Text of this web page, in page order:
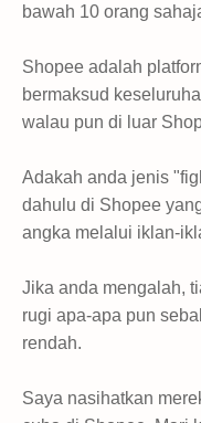
bawah 10 orang
Shopee adalah
bermaksud
walau pun di luar
Adakah anda jenis
dahulu di Shopee
angka melalui iklan-
Jika anda mengalah,
rugi apa-apa pun
rendah.
Saya nasihatkan